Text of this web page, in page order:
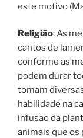
este motivo
Religião: As
cantos de
conforme as
podem durar
tomam
habilidade na
infusão da
animais que os